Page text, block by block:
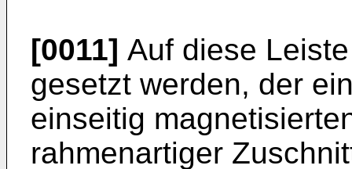
[0011] Auf diese
gesetzt werden, der
einseitig
rahmenartiger